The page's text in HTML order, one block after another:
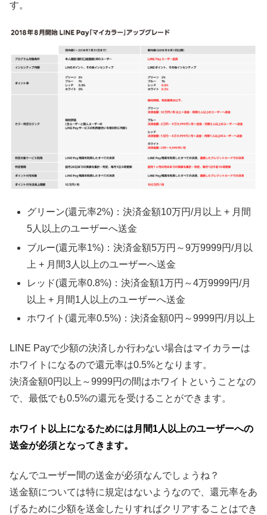
す。
グリーン(還元率2%)：決済金額10万円/月以上 + 月間
5人以上のユーザーへ送金
ブルー(還元率1%)：決済金額5万円～9万9999円/月以
上 + 月間3人以上のユーザーへ送金
レッド(還元率0.8%)：決済金額1万円～4万9999円/月
以上 + 月間1人以上のユーザーへ送金
ホワイト(還元率0.5%)：決済金額0円～9999円/月以上
LINE Payで少額の決済しか行わない場合はマイカラーは
ホワイトになるので還元率は0.5%となります。
決済金額0円以上～9999円の間はホワイトということなの
で、最低でも0.5%の還元を受けることができます。
ホワイト以上になるためには月間1人以上のユーザーへの
送金が必須となってきます。
なんでユーザー間の送金が必須なんでしょうね？
送金額については特に規定はないようなので、還元率をあ
げるために少額を送金したりすればクリアすることはでき